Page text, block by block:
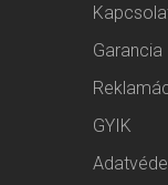
Garancia
GYIK